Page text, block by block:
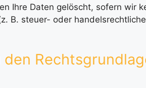
Ihre Daten gelöscht, sofern wir
B. steuer- oder